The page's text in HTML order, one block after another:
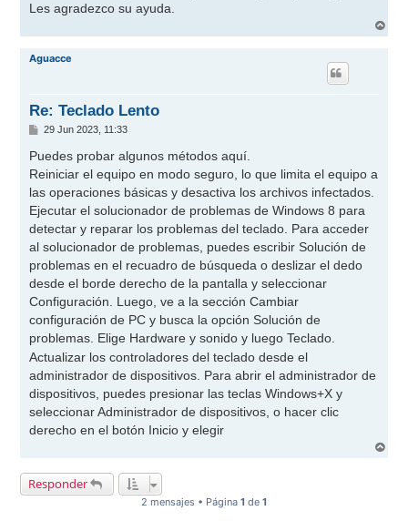
Les agradezco su ayuda.
r
Aguacce
Re: Teclado Lento
M
n
s
a
e
29 Jun 2023, 11:33
Puedes probar algunos métodos aquí.
Reiniciar el equipo en modo seguro, lo que limita el equipo a
las operaciones básicas y desactiva los archivos infectados.
Ejecutar el solucionador de problemas de Windows 8 para
detectar y reparar los problemas del teclado. Para acceder
al solucionador de problemas, puedes escribir Solución de
problemas en el recuadro de búsqueda o deslizar el dedo
desde el borde derecho de la pantalla y seleccionar
Configuración. Luego, ve a la sección Cambiar
configuración de PC y busca la opción Solución de
problemas. Elige Hardware y sonido y luego Teclado.
Actualizar los controladores del teclado desde el
administrador de dispositivos. Para abrir el administrador de
dispositivos, puedes presionar las teclas Windows+X y
seleccionar Administrador de dispositivos, o hacer clic
derecho en el botón Inicio y elegir
Responder
2 mensajes • Página 1 de 1